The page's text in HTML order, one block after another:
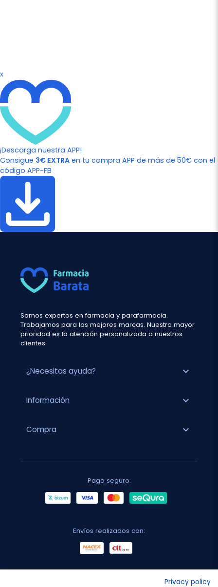
x
¡Descarga nuestra APP!
Consigue 3€ EXTRA en tu compra APP de más de 50€ con el
código APP-FB
Somos expertos en farmacia y parafarmacia.
Trabajamos para las mejores marcas. Nuestra mayor
prioridad es la atención personalizada a nuestros
clientes.
¿Necesitas ayuda? expand_more
Información expand_more
Compra expand_more
Pago seguro:
Envíos realizados con:
Privacy policy